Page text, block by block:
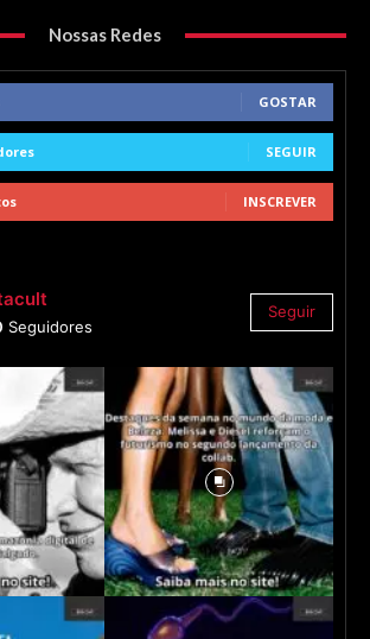
Nossas Redes
GOSTAR
SEGUIR
INSCREVER
Seguidores
Seguir